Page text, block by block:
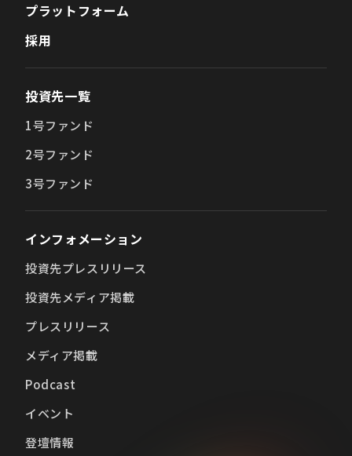
プラットフォーム
採用
投資先一覧
1号ファンド
2号ファンド
3号ファンド
インフォメーション
投資先プレスリリース
投資先メディア掲載
プレスリリース
メディア掲載
Podcast
イベント
登壇情報